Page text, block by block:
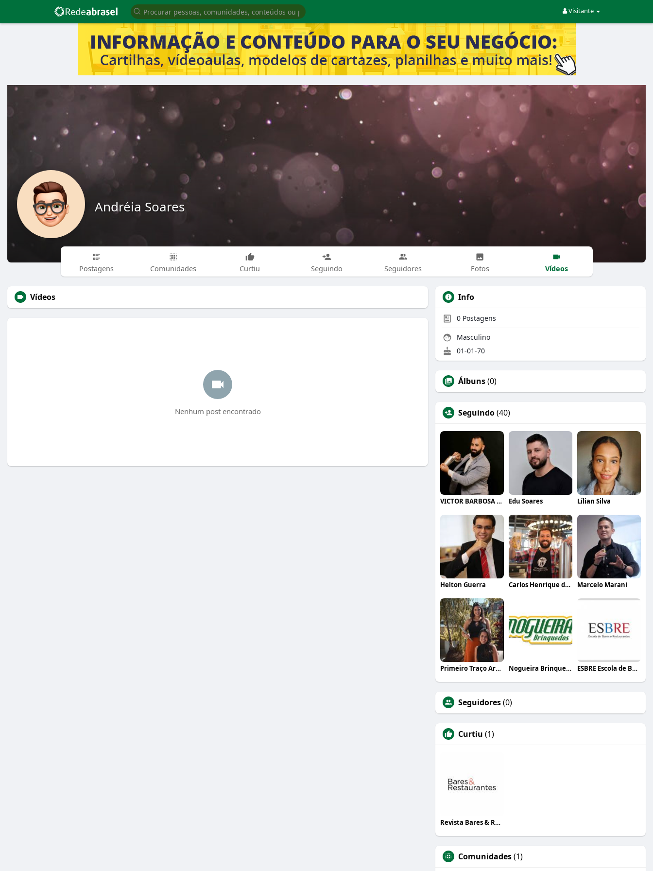
Visitante
Andréia Soares
Postagens Comunidades Curtiu Seguindo Seguidores Fotos Vídeos
Vídeos
Nenhum post encontrado
Info
0 Postagens
Masculino
01-01-70
Álbuns(0)
Seguindo(40)
VICTOR BARBOSA QUARANTA Edu Soares Lílian Silva
Helton Guerra Carlos Henrique de Faria Vasconcelos Marcelo Marani
Primeiro Traço Arquitetura Nogueira Brinquedos ESBRE Escola de Bares e Restaurantes
Seguidores(0)
Curtiu (1)
Revista Bares & Restaurantes
Comunidades(1)